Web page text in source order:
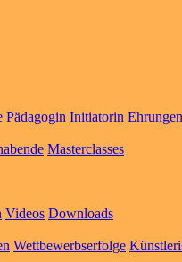
Pädagogin Initiatorin Ehrungen
Masterclasses
Videos Downloads
Wettbewerbserfolge